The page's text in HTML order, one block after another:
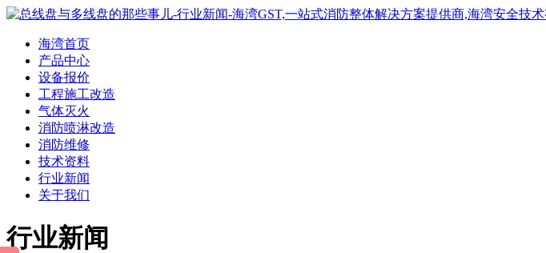
海湾首页
产品中心
设备报价
工程施工改造
气体灭火
消防喷淋改造
消防维修
技术资料
行业新闻
关于我们
行业新闻